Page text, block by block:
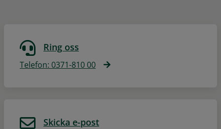
Ring oss
Telefon: 0371-810 00
Skicka e-post